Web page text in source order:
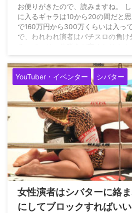
して帰るのつら」と吐露
「負けアピして、乞食し
ちょっと良くないですね
お便りがきたので、読みますね。
に入るギャラは10から20の間だと
で160万円から300万くらいは入っ
で、われわれ演者はパチスロの負け
(@pwshibatarzz) May 8, 2026
YouTuber・イベンター シバター
女性演者はシバターに絡
にしてブロックすればい